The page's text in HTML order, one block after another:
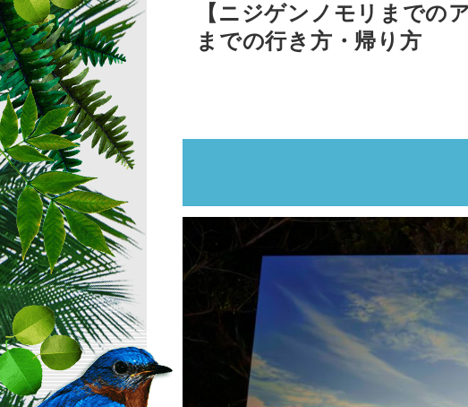
【ニジゲンノモリまでの
までの行き方・帰り方